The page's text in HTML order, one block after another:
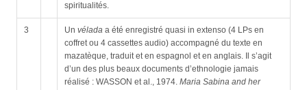
spiritualités.
3 Un vélada a été enregistré quasi in extenso (4 LPs en
coffret ou 4 cassettes audio) accompagné du texte en
mazatèque, traduit et en espagnol et en anglais. Il s’agit
d’un des plus beaux documents d’ethnologie jamais
réalisé : WASSON et al., 1974. Maria Sabina and her